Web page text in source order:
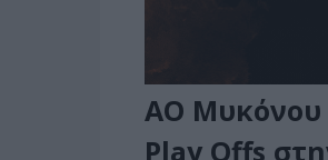
ΑΟ Μυκόνου
Play Offs